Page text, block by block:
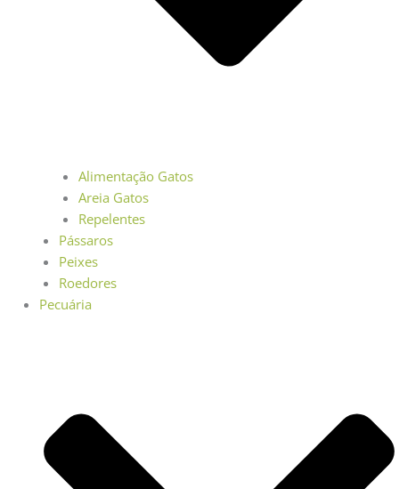
Alimentação Gatos
Areia Gatos
Repelentes
Pássaros
Peixes
Roedores
Pecuária